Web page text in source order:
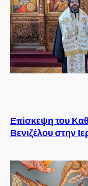
Επίσκεψη του
Βενιζέλου στην